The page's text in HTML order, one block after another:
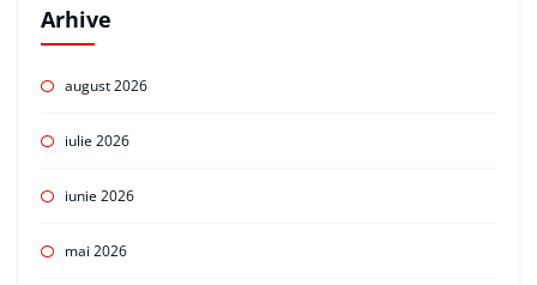
Arhive
august 2026
iulie 2026
iunie 2026
mai 2026